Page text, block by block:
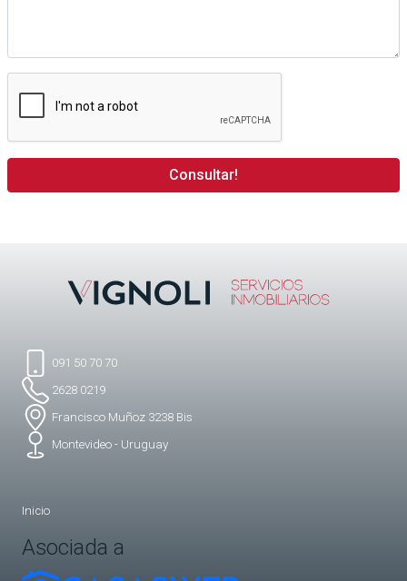
091 50 70 70
2628 0219
Francisco Muñoz 3238 Bis
Montevideo - Uruguay
Inicio
Asociada a